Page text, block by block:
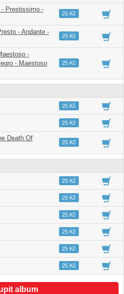
- Prestissimo -
05:2225 Kč
- Andante -
03:0225 Kč
-
- Maestoso
07:1325 Kč
08:5125 Kč
05:2825 Kč
Death Of
09:0125 Kč
06:3125 Kč
02:2725 Kč
02:1425 Kč
05:5425 Kč
02:0025 Kč
03:1025 Kč
album